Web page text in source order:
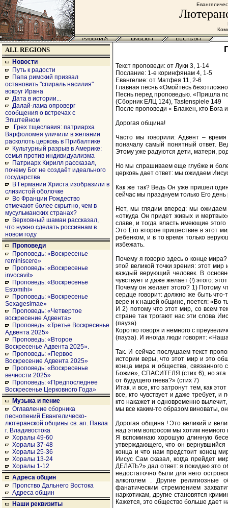
ALL REGIONS
Новости
Путь к радости
Папа римский призвал
остановить "спираль насилия"
вокруг Ирана
Дата в истории...
Далай-лама опроверг
сообщения о встречах с
Эпштейном
Грех тщеславия: патриарха
Варфоломея уличили в желании
расколоть церковь в Прибалтике
Культурный разрыв в Америке:
семья против индивидуализма
Патриарх Кирилл рассказал,
почему Бог не создаёт идеального
государства
В Германии Христа изобразили в
слизистой оболочке
Во Франции Рождество
отмечают более скрытно, чем в
мусульманских странах?
Верховный шаман рассказал,
что нужно сделать россиянам в
новом году
Проповеди
Проповедь: «Воскресенье
reminiscere»
Проповедь: «Воскресенье
invocavit»
Проповедь: «Воскресенье
Estomihi»
Проповедь: «Воскресенье
Sexagesimae»
Проповедь: «Четвертое
воскресение Адвента»
Проповедь: «Третье Воскресенье
Адвента 2025»
Проповедь: «Второе
Воскресенье Адвента 2025».
Проповедь: «Первое
Воскресение Адвента 2025»
Проповедь: «Воскресенье
вечности 2025»
Проповедь: «Предпоследнее
Воскресенье Церковного Года»
Музыка и пение
Оглавление сборника
песнопений Евангелическо-
лютеранской общины св. ап. Павла
г. Владивостока
Хоралы 49-60
Хоралы 37-48
Хоралы 25-36
Хоралы 13-24
Хоралы 1-12
Адреса общин
Пропство Дальнего Востока
Адреса общин
Наши реквизиты
Текст проповеди: от Луки 3, 1-14
Послание: 1-е коринфянам 4, 1-5
Евангелие: от Матфея 11, 2-6
Главная песнь «Омойтесь
Песнь перед проповедью. «Пришла
(Сборник ЕЛЦ 124), Tastenspiele 149
После проповеди « Блажен, кто Бога
Дорогая община!
Часто мы говорили: Адвент –
поначалу самый понятный ответ.
Этому уже радуются дети, матери,
Но мы спрашиваем еще глубже и
церковь дает ответ: мы ожидаем
Как же так? Ведь Он уже пришел
сейчас мы празднуем только Его
Нет, мы глядим вперед: мы ожидаем
«откуда Он придет живых и
славе, и тогда власть имеющие
Это Его второе пришествие в этот
ребенком, и в то время только
избежать.
Почему я говорю здесь о конце
этой великой точки зрения: этот
каждый верующий человек. В
чувствует и даже желает (!) этого:
Почему он желает этого? 1) Потому
сердце говорит: должно же быть
вере и к нашей общине, поется: «Во
И 2) потому что этот мир, со всем
стране так трогают нас эти слова
(пауза)
Коротко говоря и немного с
(пауза). И иногда люди говорят:
Так. И сейчас послушаем текст
истории веры, что этот мир и это
конца мира и общества, связанного
Божие», СПАСИТЕЛЯ (стих 6), но эта
от будущего гнева?» (стих 7)
Итак, и все, кто затронут тем, как
все, кто чувствует и даже требует,
кто накажет и одновременно
мы все каким-то образом виноваты,
Дорогая община ! Это великий и
над этим вопросом мы хотим немного
Я вспоминаю хорошую длинную
утверждающего, что он
конца и что нам предстоит конец
Иисус Сам сказал, когда прейдет
ДЕЛАТЬ?» дал ответ: я покидаю это
недостаточно были для него
алкоголем . Другие религиозные
фанатическим стремлением
наркотикам, другие становятся
Кажется, это общество больше